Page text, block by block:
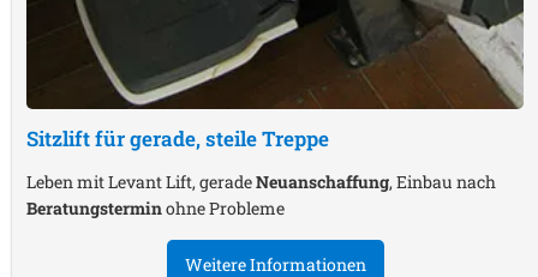
Sitzlift für gerade, steile Treppe
Leben mit Levant Lift, geradeNeuanschaffung, Einbau nach
Beratungsterminohne Probleme
Weitere Informationen